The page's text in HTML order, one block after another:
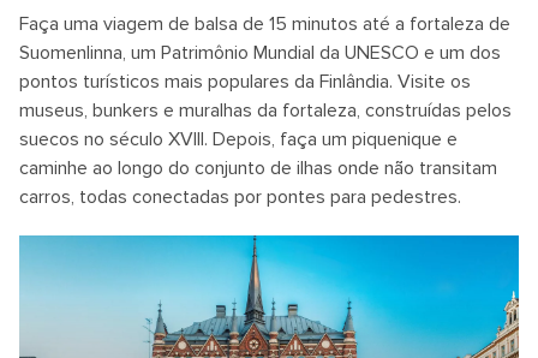
Faça uma viagem de balsa de 15 minutos até a fortaleza de
Suomenlinna, um Patrimônio Mundial da UNESCO e um dos
pontos turísticos mais populares da Finlândia. Visite os
museus, bunkers e muralhas da fortaleza, construídas pelos
suecos no século XVIII. Depois, faça um piquenique e
caminhe ao longo do conjunto de ilhas onde não transitam
carros, todas conectadas por pontes para pedestres.